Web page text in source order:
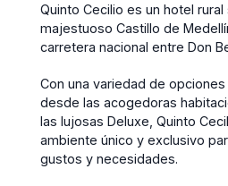
Quinto Cecilio es un hotel
majestuoso Castillo de
carretera nacional entre Don
Con una variedad de opciones
desde las acogedoras
las lujosas Deluxe, Quinto
ambiente único y exclusivo
gustos y necesidades.